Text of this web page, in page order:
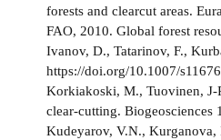
forests and clearcut areas.
FAO, 2010. Global forest
Ivanov, D., Tatarinov, F.,
https://doi.org/10.1007/
Korkiakoski, M., Tuovinen, J-
clear-cutting.
Kudeyarov, V.N., Kurganova,